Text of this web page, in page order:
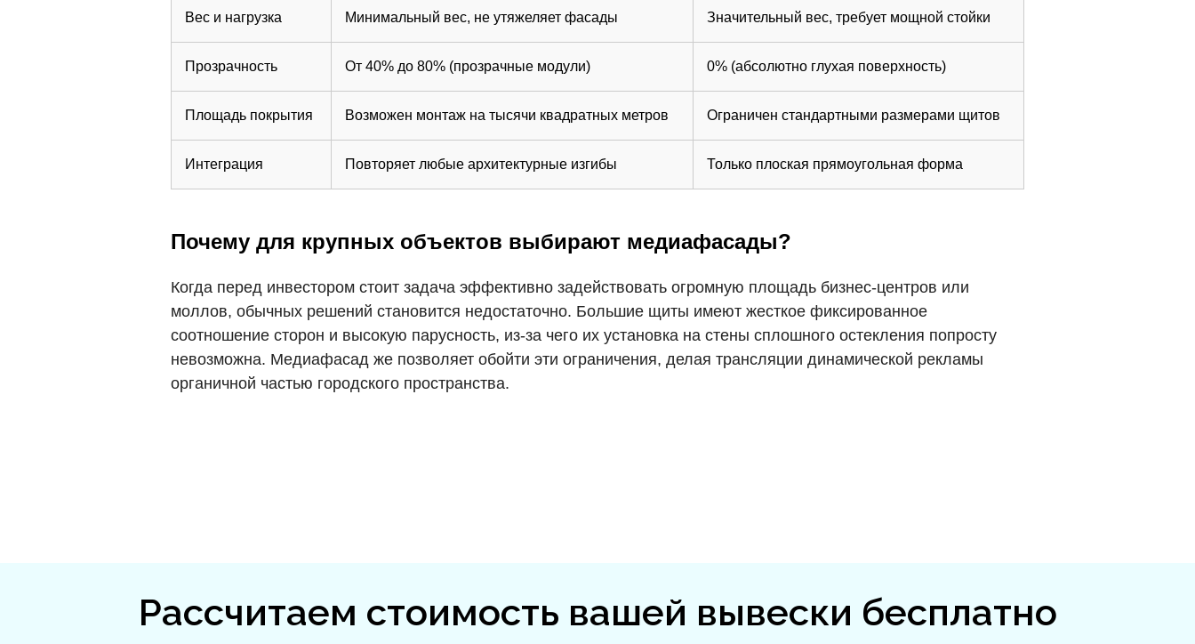
Вес и нагрузка Минимальный вес, не утяжеляет фасады Значительный вес, требует мощной стойки
Прозрачность От 40% до 80% (прозрачные модули) 0% (абсолютно глухая поверхность)
Площадь покрытия Возможен монтаж на тысячи квадратных метров Ограничен стандартными размерами щитов
Интеграция Повторяет любые архитектурные изгибы Только плоская прямоугольная форма
Почему для крупных объектов выбирают медиафасады?
Когда перед инвестором стоит задача эффективно задействовать огромную площадь бизнес-центров или
моллов, обычных решений становится недостаточно. Большие щиты имеют жесткое фиксированное
соотношение сторон и высокую парусность, из-за чего их установка на стены сплошного остекления попросту
невозможна. Медиафасад же позволяет обойти эти ограничения, делая трансляции динамической рекламы
органичной частью городского пространства.
Рассчитаем стоимость вашей вывески бесплатно